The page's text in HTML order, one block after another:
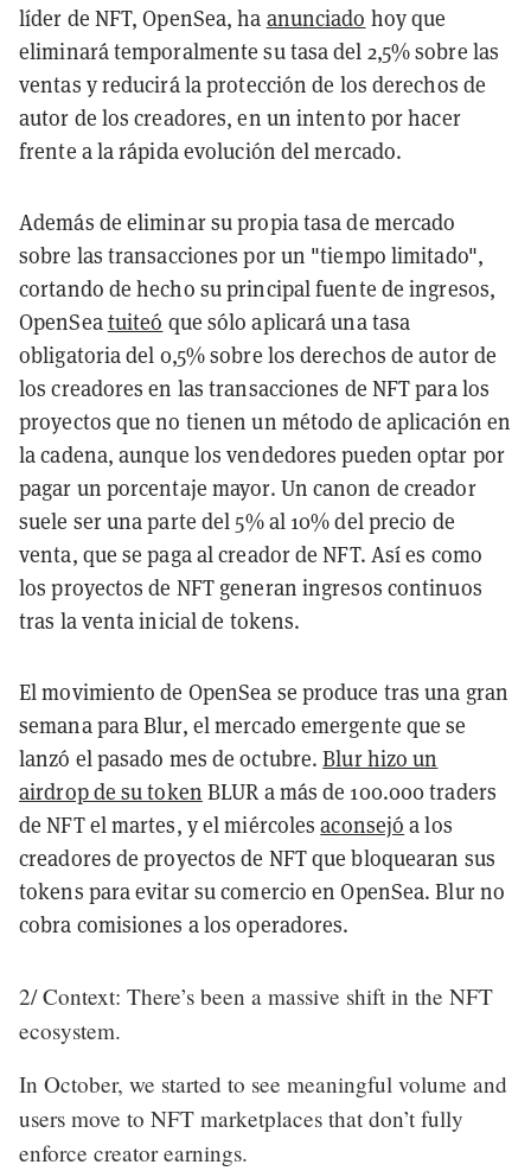
líder de NFT, OpenSea, ha anunciado hoy que
eliminará temporalmente su tasa del 2,5% sobre las
ventas y reducirá la protección de los derechos de
autor de los creadores, en un intento por hacer
frente a la rápida evolución del mercado.
Además de eliminar su propia tasa de mercado
sobre las transacciones por un "tiempo limitado",
cortando de hecho su principal fuente de ingresos,
OpenSeatuiteó que sólo aplicará una tasa
obligatoria del 0,5% sobre los derechos de autor de
los creadores en las transacciones de NFT para los
proyectos que no tienen un método de aplicación en
la cadena, aunque los vendedores pueden optar por
pagar un porcentaje mayor. Un canon de creador
suele ser una parte del 5% al 10% del precio de
venta, que se paga al creador de NFT. Así es como
los proyectos de NFT generan ingresos continuos
tras la venta inicial de tokens.
El movimiento de OpenSea se produce tras una gran
semana para Blur, el mercado emergente que se
lanzó el pasado mes de octubre.Blur hizo un
airdrop de su token BLUR a más de 100.000 traders
de NFT el martes, y el miércolesaconsejó a los
creadores de proyectos de NFT que bloquearan sus
tokens para evitar su comercio en OpenSea. Blur no
cobra comisiones a los operadores.
2/ Context: There’s been a massive shift in the NFT
ecosystem.
In October, we started to see meaningful volume and
users move to NFT marketplaces that don’t fully
enforce creator earnings.